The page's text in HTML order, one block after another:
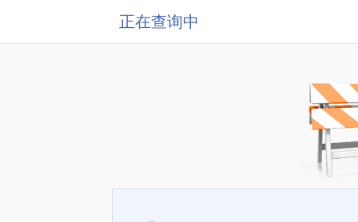
正在查询中